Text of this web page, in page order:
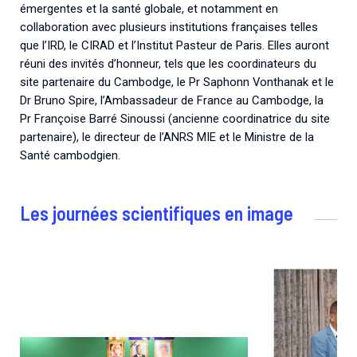
émergentes et la santé globale, et notamment en
collaboration avec plusieurs institutions françaises telles
que l’IRD, le CIRAD et l’Institut Pasteur de Paris. Elles auront
réuni des invités d’honneur, tels que les coordinateurs du
site partenaire du Cambodge, le Pr Saphonn Vonthanak et le
Dr Bruno Spire, l’Ambassadeur de France au Cambodge, la
Pr Françoise Barré Sinoussi (ancienne coordinatrice du site
partenaire), le directeur de l’ANRS MIE et le Ministre de la
Santé cambodgien.
Les journées scientifiques en image